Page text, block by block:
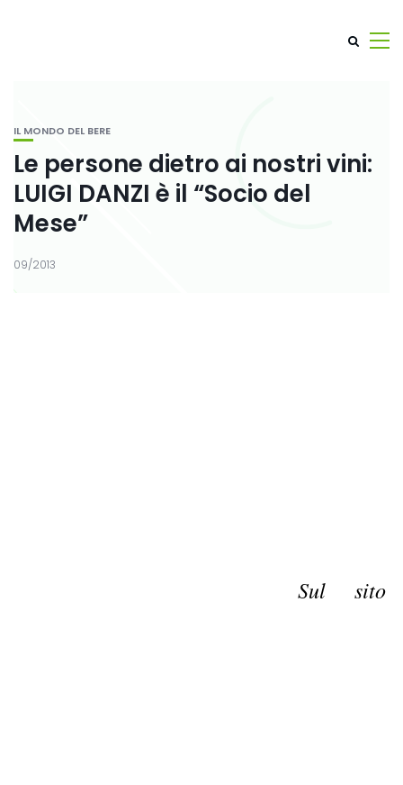
IL MONDO DEL BERE
Le persone dietro ai nostri vini:
LUIGI DANZI è il “Socio del
Mese”
09/2013
Sul sito